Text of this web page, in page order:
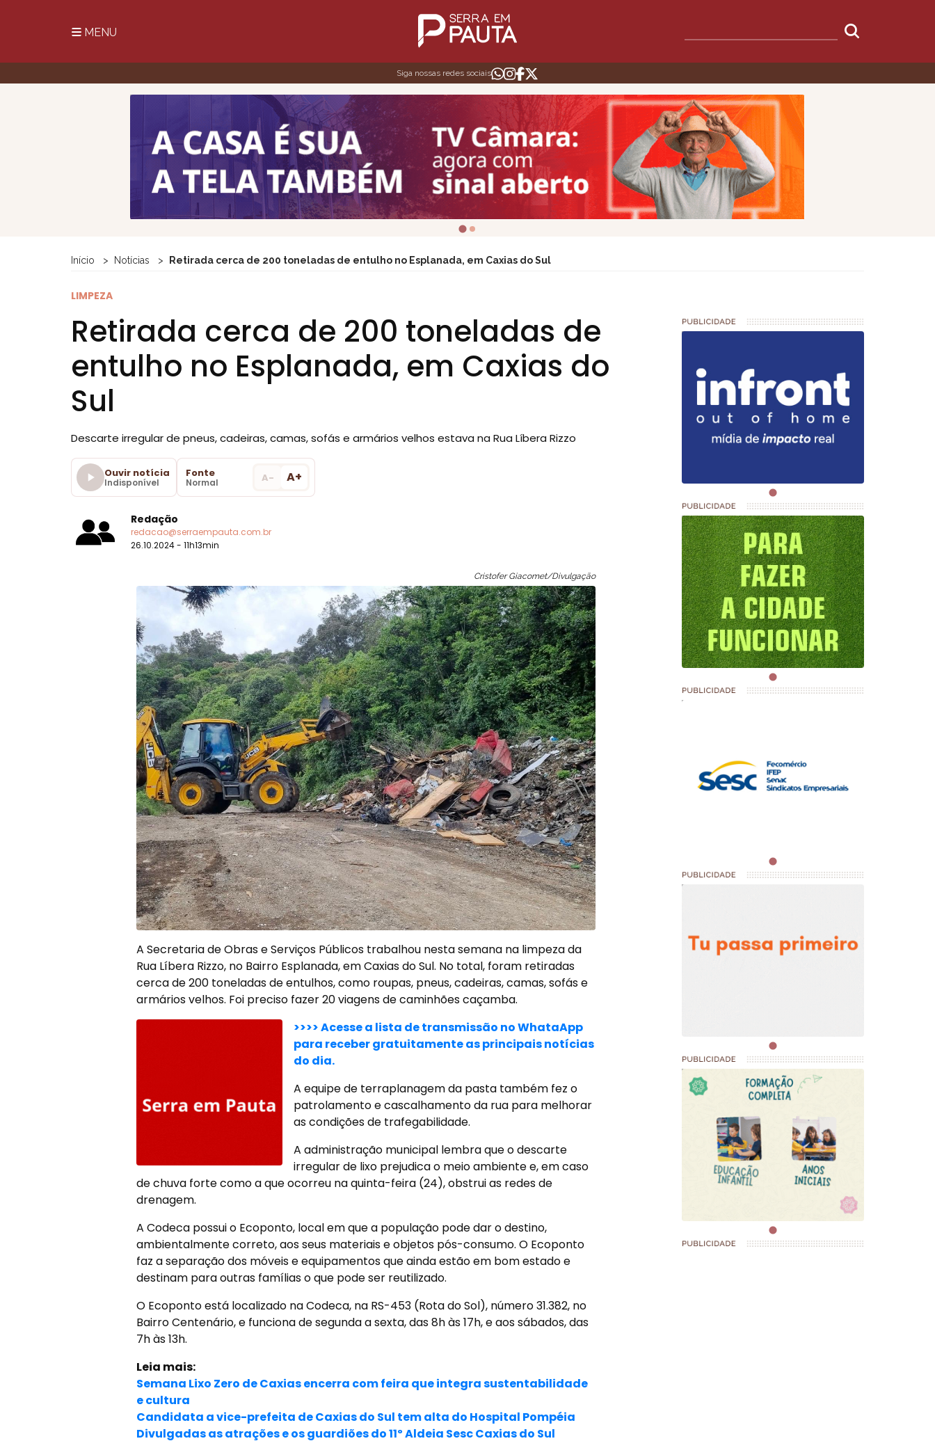
MENU
Siga nossas redes sociais
Início Notícias Retirada cerca de 200 toneladas de entulho no Esplanada, em Caxias do Sul
LIMPEZA
Retirada cerca de 200 toneladas de
entulho no Esplanada, em Caxias do
Sul
Descarte irregular de pneus, cadeiras, camas, sofás e armários velhos estava na Rua Líbera Rizzo
Ouvir notícia
Indisponível
Fonte
Normal A- A+
Redação
redacao@serraempauta.com.br
26.10.2024 - 11h13min
Cristofer Giacomet/Divulgação
A Secretaria de Obras e Serviços Públicos trabalhou nesta semana na limpeza da
Rua Líbera Rizzo, no Bairro Esplanada, em Caxias do Sul. No total, foram retiradas
cerca de 200 toneladas de entulhos, como roupas, pneus, cadeiras, camas, sofás e
armários velhos. Foi preciso fazer 20 viagens de caminhões caçamba.
>>>> Acesse a lista de transmissão no WhataApp
para receber gratuitamente as principais notícias
do dia.
A equipe de terraplanagem da pasta também fez o
patrolamento e cascalhamento da rua para melhorar
as condições de trafegabilidade.
A administração municipal lembra que o descarte
irregular de lixo prejudica o meio ambiente e, em caso
de chuva forte como a que ocorreu na quinta-feira (24), obstrui as redes de
drenagem.
A Codeca possui o Ecoponto, local em que a população pode dar o destino,
ambientalmente correto, aos seus materiais e objetos pós-consumo. O Ecoponto
faz a separação dos móveis e equipamentos que ainda estão em bom estado e
destinam para outras famílias o que pode ser reutilizado.
O Ecoponto está localizado na Codeca, na RS-453 (Rota do Sol), número 31.382, no
Bairro Centenário, e funciona de segunda a sexta, das 8h às 17h, e aos sábados, das
7h às 13h.
Leia mais:
Semana Lixo Zero de Caxias encerra com feira que integra sustentabilidade
e cultura
Candidata a vice-prefeita de Caxias do Sul tem alta do Hospital Pompéia
Divulgadas as atrações e os guardiões do 11º Aldeia Sesc Caxias do Sul